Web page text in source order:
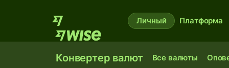
Личный Платформа
Конвертер валют Все валюты